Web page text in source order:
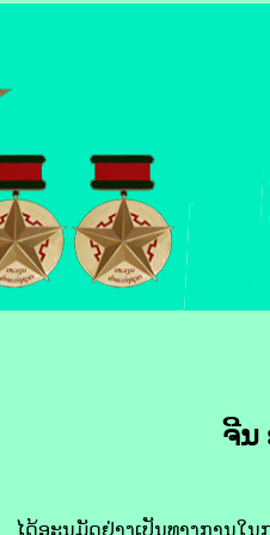
ຈີນ
ໄດ້​ອະນຸມັດ​ຢ່າງ​ເປັນ​ທາງ​ການ​ໃນ​